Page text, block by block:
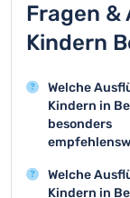
Fragen
Kindern
Welche
Kindern in
besonders
Zu den
Ausflugszielen
Welche
Kindern in